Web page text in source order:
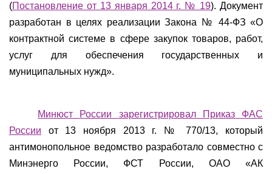
(Постановление от 13 января 2014 г. № 19). Документ
разработан в целях реализации Закона № 44-ФЗ «О
контрактной системе в сфере закупок товаров, работ,
услуг для обеспечения государственных и
муниципальных нужд».
Минюст России зарегистрировал Приказ ФАС
России от 13 ноября 2013 г. № 770/13, который
антимонопольное ведомство разработало совместно с
Минэнерго России, ФСТ России, ОАО «АК